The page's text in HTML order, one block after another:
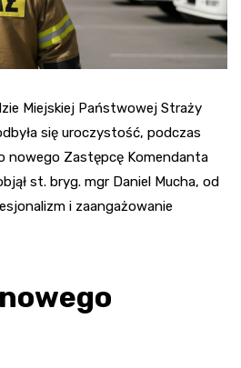
Miejskiej Państwowej Straży
się uroczystość, podczas
nowego Zastępcę Komendanta
st. bryg. mgr Daniel Mucha, od
i zaangażowanie